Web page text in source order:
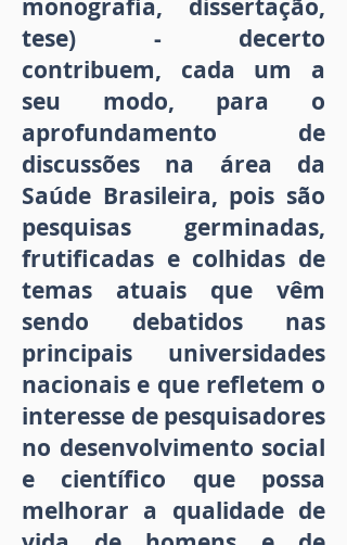
monografia, dissertação,
tese) - decerto
contribuem, cada um a
seu modo, para o
aprofundamento de
discussões na área da
Saúde Brasileira, pois são
pesquisas germinadas,
frutificadas e colhidas de
temas atuais que vêm
sendo debatidos nas
principais universidades
nacionais e que refletem o
interesse de pesquisadores
no desenvolvimento social
e científico que possa
melhorar a qualidade de